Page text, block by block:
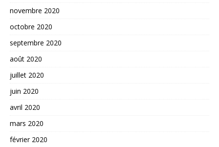
novembre 2020
octobre 2020
septembre 2020
août 2020
juillet 2020
juin 2020
avril 2020
mars 2020
février 2020